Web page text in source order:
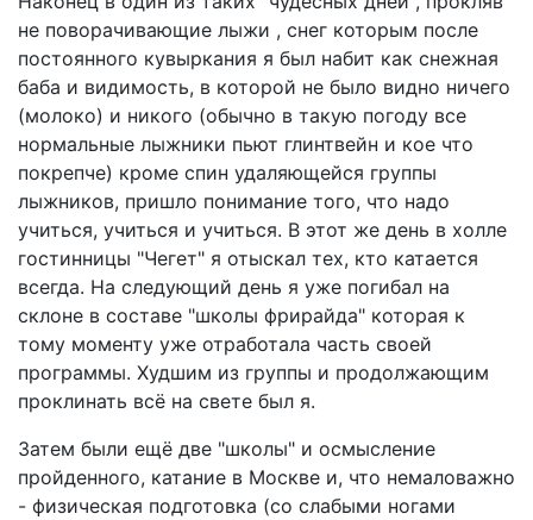
не поворачивающие лыжи , снег которым после
постоянного кувыркания я был набит как снежная
баба и видимость, в которой не было видно ничего
(молоко) и никого (обычно в такую погоду все
нормальные лыжники пьют глинтвейн и кое что
покрепче) кроме спин удаляющейся группы
лыжников, пришло понимание того, что надо
учиться, учиться и учиться. В этот же день в холле
гостинницы "Чегет" я отыскал тех, кто катается
всегда. На следующий день я уже погибал на
склоне в составе "школы фрирайда" которая к
тому моменту уже отработала часть своей
программы. Худшим из группы и продолжающим
проклинать всё на свете был я.
Затем были ещё две "школы" и осмысление
пройденного, катание в Москве и, что немаловажно
- физическая подготовка (со слабыми ногами